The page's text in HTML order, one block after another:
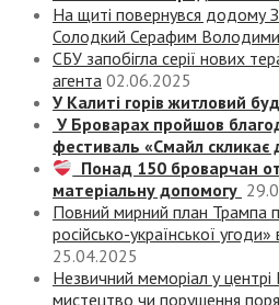
На щиті повернувся додому
Солодкий Серафим
СБУ запобігла серії нових
агента 02.06.2025
У Калиті горів житловий
У Броварах пройшов
фестиваль «Смайл скликає
Понад 150 броварчан
матеріальну допомогу
Повний мирний план Трампа
російсько-української
25.04.2025
Незвичний меморіал у центрі
мистецтво чи порушення